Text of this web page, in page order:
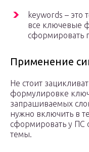
keywords – это
все ключевые
сформировать
Применение
Не стоит
формулировке
запрашиваемых
нужно включить в
сформировать у ПС
темы.